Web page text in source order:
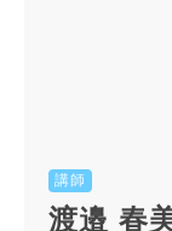
講師
渡邉 春